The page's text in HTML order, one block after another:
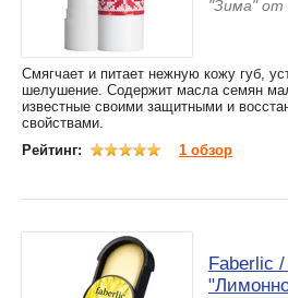
"Зима" от
Смягчает и питает нежную кожу губ,
шелушение. Содержит масла семян
известные своими защитными и
свойствами.
Рейтинг:
1 обзор
Faberlic